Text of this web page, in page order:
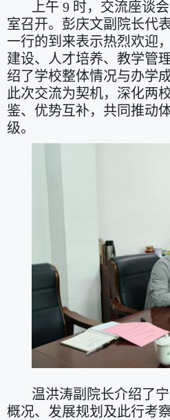
上午 9 时，交流座谈
室召开。彭庆文副院长代
一行的到来表示热烈欢迎
建设、人才培养、教学管
绍了学校整体情况与办学
此次交流为契机，深化两
鉴、优势互补，共同推动
级。
温洪涛副院长介绍了
概况、发展规划及此行考